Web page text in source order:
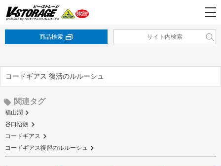
商品検索
コードギアス 復活のルルーシュ
関連タグ
福山潤
谷口悟朗
コードギアス
コードギアス復習のルルーシュ